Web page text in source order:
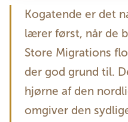
Kogatende er det
lærer først, når de
Store Migrations
der god grund til.
hjørne af den
omgiver den